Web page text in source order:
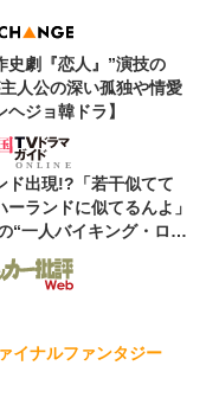
史劇『恋人』”演技の
人公の深い孤独や情愛
ジョ韓ドラ】
ド出現!?「若干似てて
ランドに似てるんよ」
“一人バイキング・ロ
もらった」
イナルファンタジー